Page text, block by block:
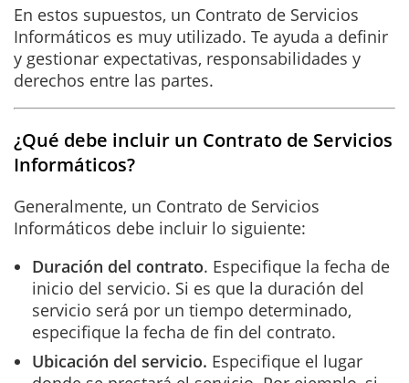
En estos supuestos, un Contrato de Servicios
Informáticos es muy utilizado. Te ayuda a definir
y gestionar expectativas, responsabilidades y
derechos entre las partes.
¿Qué debe incluir un Contrato de Servicios
Informáticos?
Generalmente, un Contrato de Servicios
Informáticos debe incluir lo siguiente:
Duración del contrato. Especifique la fecha de
inicio del servicio. Si es que la duración del
servicio será por un tiempo determinado,
especifique la fecha de fin del contrato.
Ubicación del servicio. Especifique el lugar